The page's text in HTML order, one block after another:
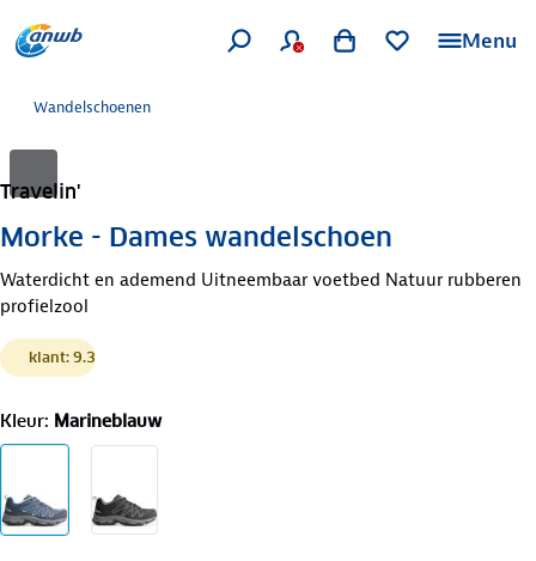
Menu
Wandelschoenen
Travelin'
Morke - Dames wandelschoen
Waterdicht en ademend Uitneembaar voetbed Natuur rubberen
profielzool
klant: 9.3
Kleur: Marineblauw